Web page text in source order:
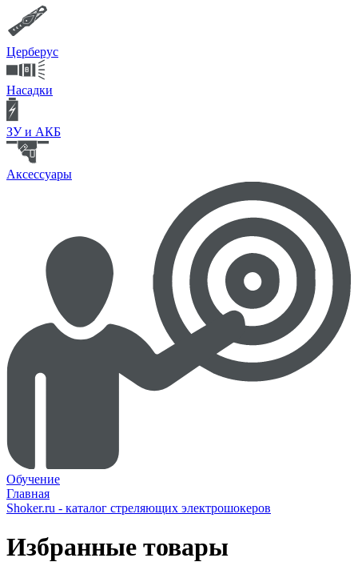
Церберус
Насадки
ЗУ и АКБ
Аксессуары
Обучение
Главная
Shoker.ru - каталог стреляющих электрошокеров
Избранные товары